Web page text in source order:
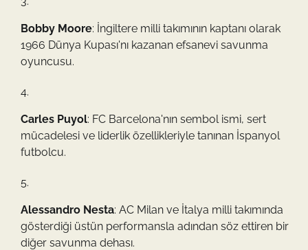
Bobby Moore: İngiltere milli takımının kaptanı olarak
1966 Dünya Kupası'nı kazanan efsanevi savunma
oyuncusu.
Carles Puyol: FC Barcelona'nın sembol ismi, sert
mücadelesi ve liderlik özellikleriyle tanınan İspanyol
futbolcu.
Alessandro Nesta: AC Milan ve İtalya milli takımında
gösterdiği üstün performansla adından söz ettiren bir
diğer savunma dehası.